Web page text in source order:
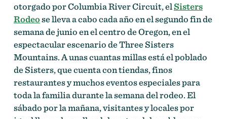
otorgado por Columbia River Circuit, elSisters
Rodeose lleva a cabo cada año en el segundo fin de
semana de junio en el centro de Oregon, en el
espectacular escenario de Three Sisters
Mountains. A unas cuantas millas está el poblado
de Sisters, que cuenta con tiendas, finos
restaurantes y muchos eventos especiales para
toda la familia durante la semana del rodeo. El
sábado por la mañana, visitantes y locales por